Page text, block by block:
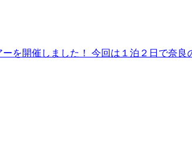
を開催しました！ 今回は１泊２日で奈